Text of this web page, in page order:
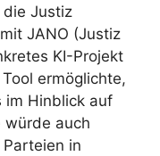
Justiz
JANO (Justiz
KI-Projekt
ermöglichte,
im Hinblick auf
würde auch
in